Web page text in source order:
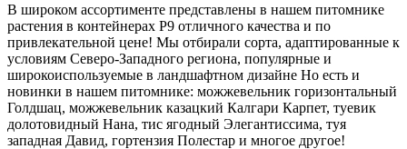
В широком ассортименте представлены в нашем питомнике
растения в контейнерах Р9 отличного качества и по
привлекательной цене! Мы отбирали сорта, адаптированные к
условиям Северо-Западного региона, популярные и
широкоиспользуемые в ландшафтном дизайне Но есть и
новинки в нашем питомнике: можжевельник горизонтальный
Голдшац, можжевельник казацкий Калгари Карпет, туевик
долотовидный Нана, тис ягодный Элегантиссима, туя
западная Давид, гортензия Полестар и многое другое!